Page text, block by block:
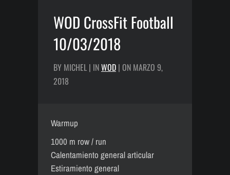
WOD CrossFit Football
10/03/2018
BY MICHEL | INWOD | ON MARZO 9,
2018
Warmup
1000 m row / run
Calentamiento general articular
Estiramiento general